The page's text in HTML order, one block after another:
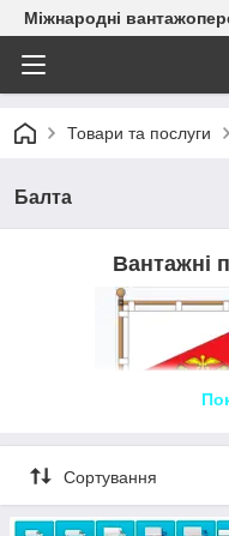
Міжнародні
Товари та послуги
Балта
Вантажні
Логіст: Кароліна
Telegram, Viber
Сортування